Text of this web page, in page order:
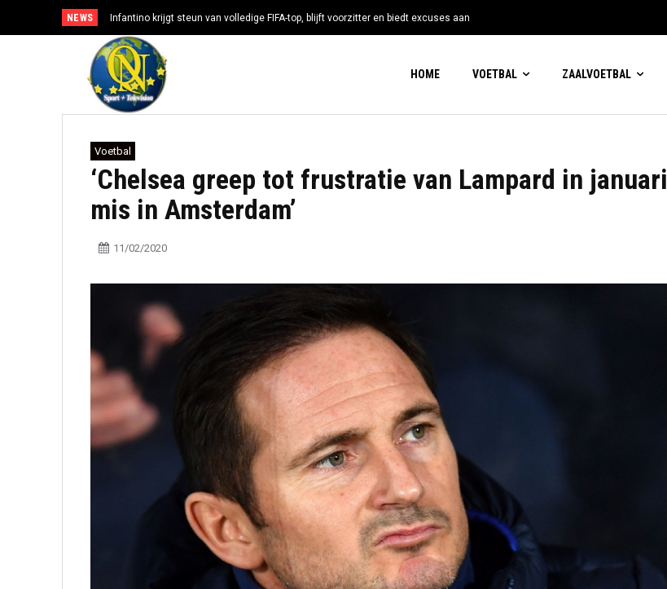
NEWS Infantino krijgt steun van volledige FIFA-top, blijft voorzitter en biedt excuses aan
HOME VOETBAL ZAALVOETBAL
Voetbal
‘Chelsea greep tot frustratie van Lampard in januari
mis in Amsterdam’
11/02/2020